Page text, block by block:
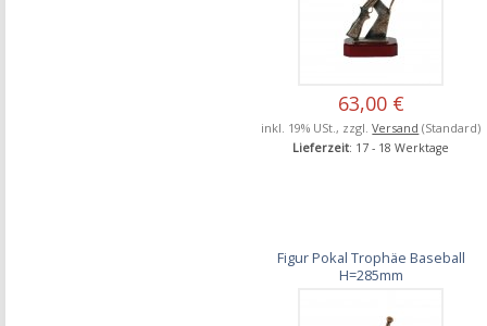
63,00 €
inkl. 19% USt., zzgl.Versand (Standard)
Lieferzeit: 17 - 18 Werktage
Figur Pokal Trophäe Baseball
H=285mm